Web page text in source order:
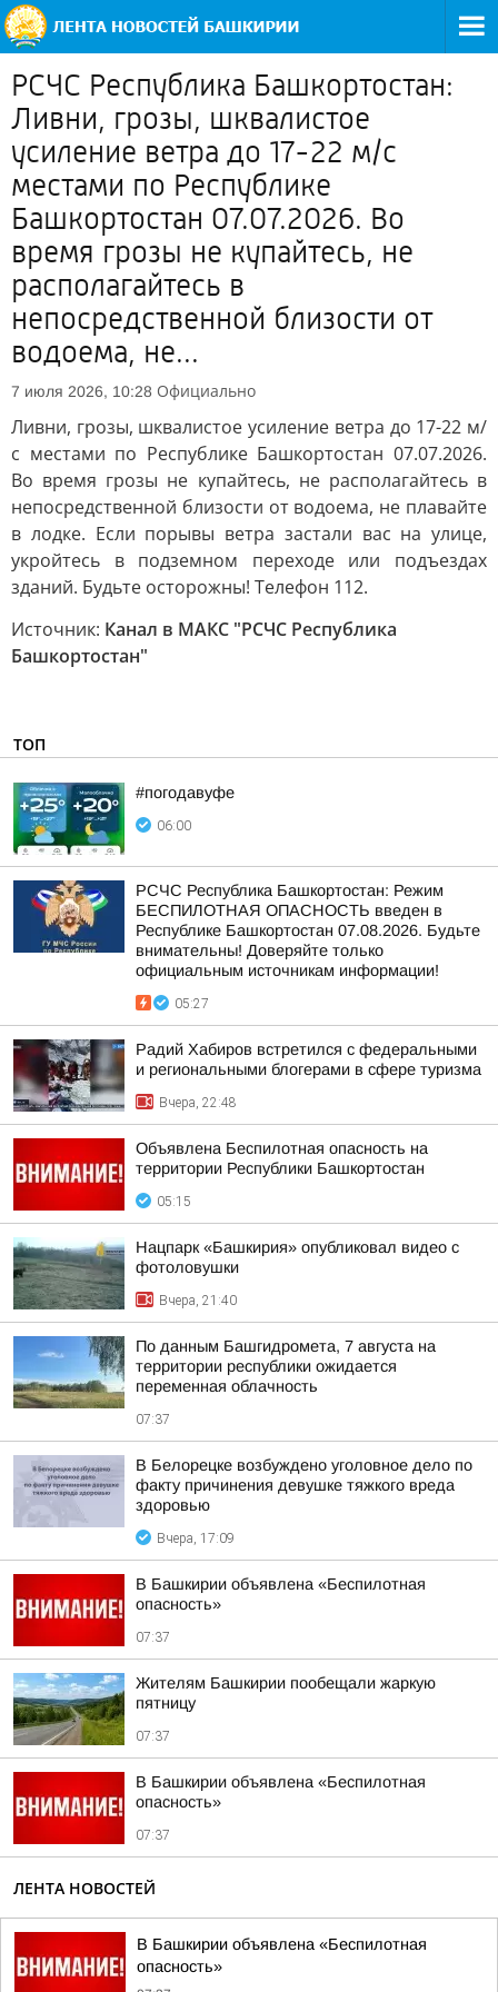
РСЧС Республика Башкортостан:
Ливни, грозы, шквалистое
усиление ветра до 17-22 м/с
местами по Республике
Башкортостан 07.07.2026. Во
время грозы не купайтесь, не
располагайтесь в
непосредственной близости от
водоема, не...
7 июля 2026, 10:28 Официально
Ливни, грозы, шквалистое усиление ветра до 17-22 м/
с местами по Республике Башкортостан 07.07.2026.
Во время грозы не купайтесь, не располагайтесь в
непосредственной близости от водоема, не плавайте
в лодке. Если порывы ветра застали вас на улице,
укройтесь в подземном переходе или подъездах
зданий. Будьте осторожны! Телефон 112.
Источник: Канал в МАКС "РСЧС Республика
Башкортостан"
ТОП
#погодавуфе
06:00
РСЧС Республика Башкортостан: Режим
БЕСПИЛОТНАЯ ОПАСНОСТЬ введен в
Республике Башкортостан 07.08.2026. Будьте
внимательны! Доверяйте только
официальным источникам информации!
05:27
Радий Хабиров встретился с федеральными
и региональными блогерами в сфере туризма
Вчера, 22:48
Объявлена Беспилотная опасность на
территории Республики Башкортостан
05:15
Нацпарк «Башкирия» опубликовал видео с
фотоловушки
Вчера, 21:40
По данным Башгидромета, 7 августа на
территории республики ожидается
переменная облачность
07:37
В Белорецке возбуждено уголовное дело по
факту причинения девушке тяжкого вреда
здоровью
Вчера, 17:09
В Башкирии объявлена «Беспилотная
опасность»
07:37
Жителям Башкирии пообещали жаркую
пятницу
07:37
В Башкирии объявлена «Беспилотная
опасность»
07:37
ЛЕНТА НОВОСТЕЙ
В Башкирии объявлена «Беспилотная
опасность»